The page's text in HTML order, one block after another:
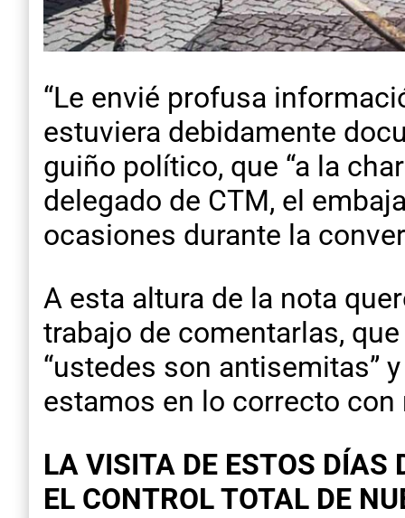
“Le envié profusa
estuviera debidamente
guiño político, que “a la
delegado de CTM, el
ocasiones durante la
A esta altura de la nota
trabajo de comentarlas,
“ustedes son antisemitas”
estamos en lo correcto
LA VISITA DE ESTOS DÍAS
EL CONTROL TOTAL DE